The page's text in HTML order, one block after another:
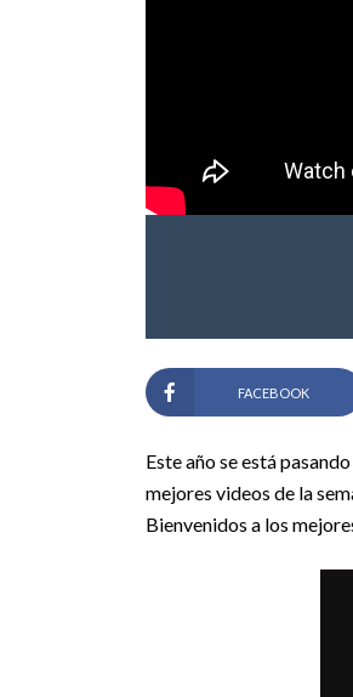
FACEBOOK
Este año se está
mejores videos de la
Bienvenidos a los